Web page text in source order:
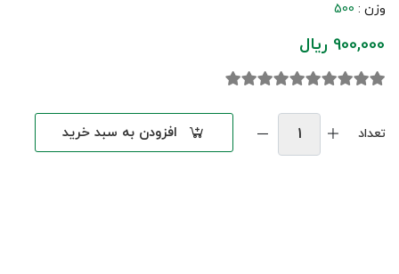
وزن : 500
900,000 ریال
تعداد افزودن به سبد خرید